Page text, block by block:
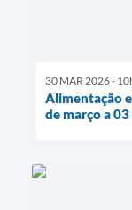
30 MAR 2026 -
Alimentação
de março a